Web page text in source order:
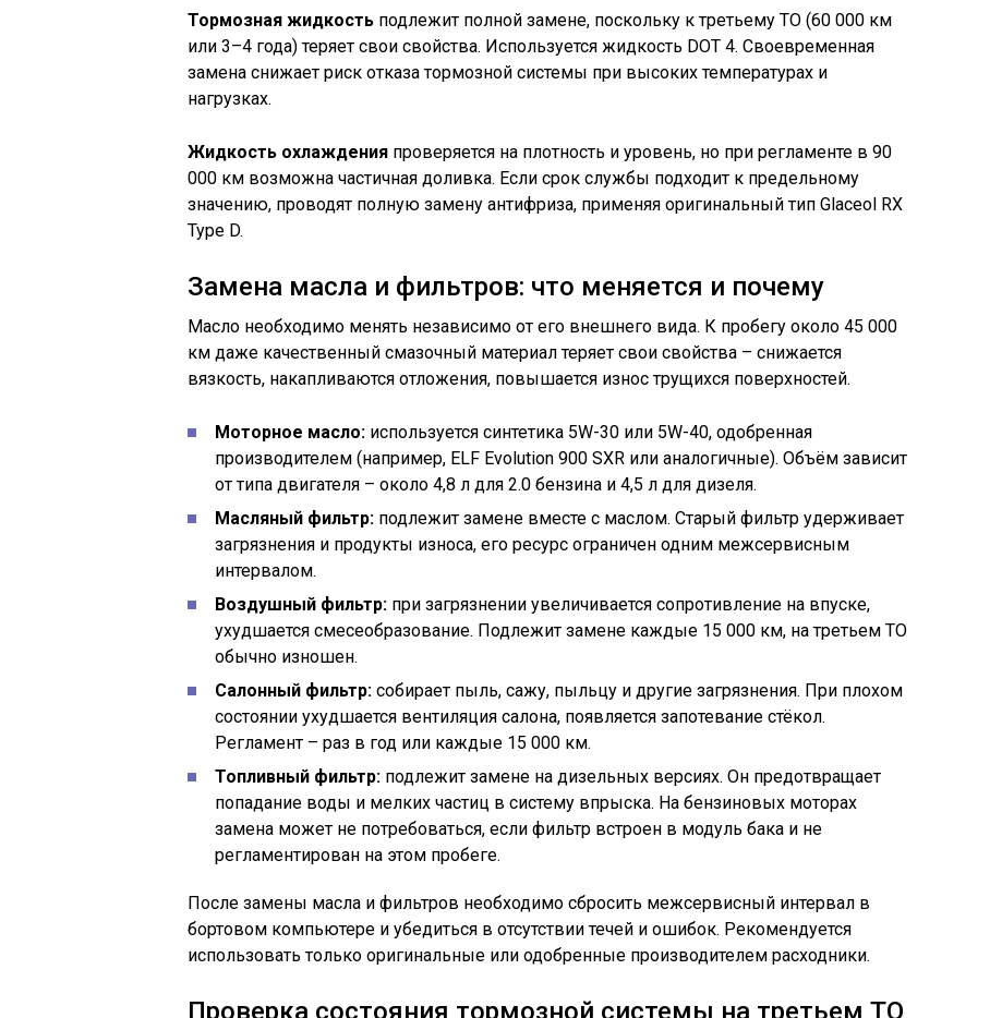
Тормозная жидкость подлежит полной замене, поскольку к третьему ТО (60 000 км
или 3–4 года) теряет свои свойства. Используется жидкость DOT 4. Своевременная
замена снижает риск отказа тормозной системы при высоких температурах и
нагрузках.
Жидкость охлаждения проверяется на плотность и уровень, но при регламенте в 90
000 км возможна частичная доливка. Если срок службы подходит к предельному
значению, проводят полную замену антифриза, применяя оригинальный тип Glaceol RX
Type D.
Замена масла и фильтров: что меняется и почему
Масло необходимо менять независимо от его внешнего вида. К пробегу около 45 000
км даже качественный смазочный материал теряет свои свойства – снижается
вязкость, накапливаются отложения, повышается износ трущихся поверхностей.
Моторное масло: используется синтетика 5W-30 или 5W-40, одобренная
производителем (например, ELF Evolution 900 SXR или аналогичные). Объём зависит
от типа двигателя – около 4,8 л для 2.0 бензина и 4,5 л для дизеля.
Масляный фильтр: подлежит замене вместе с маслом. Старый фильтр удерживает
загрязнения и продукты износа, его ресурс ограничен одним межсервисным
интервалом.
Воздушный фильтр: при загрязнении увеличивается сопротивление на впуске,
ухудшается смесеобразование. Подлежит замене каждые 15 000 км, на третьем ТО
обычно изношен.
Салонный фильтр: собирает пыль, сажу, пыльцу и другие загрязнения. При плохом
состоянии ухудшается вентиляция салона, появляется запотевание стёкол.
Регламент – раз в год или каждые 15 000 км.
Топливный фильтр: подлежит замене на дизельных версиях. Он предотвращает
попадание воды и мелких частиц в систему впрыска. На бензиновых моторах
замена может не потребоваться, если фильтр встроен в модуль бака и не
регламентирован на этом пробеге.
После замены масла и фильтров необходимо сбросить межсервисный интервал в
бортовом компьютере и убедиться в отсутствии течей и ошибок. Рекомендуется
использовать только оригинальные или одобренные производителем расходники.
Проверка состояния тормозной системы на третьем ТО